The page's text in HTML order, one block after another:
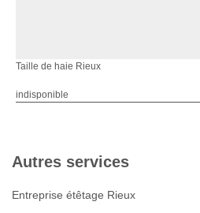
Taille de haie Rieux
indisponible
Autres services
Entreprise étêtage Rieux